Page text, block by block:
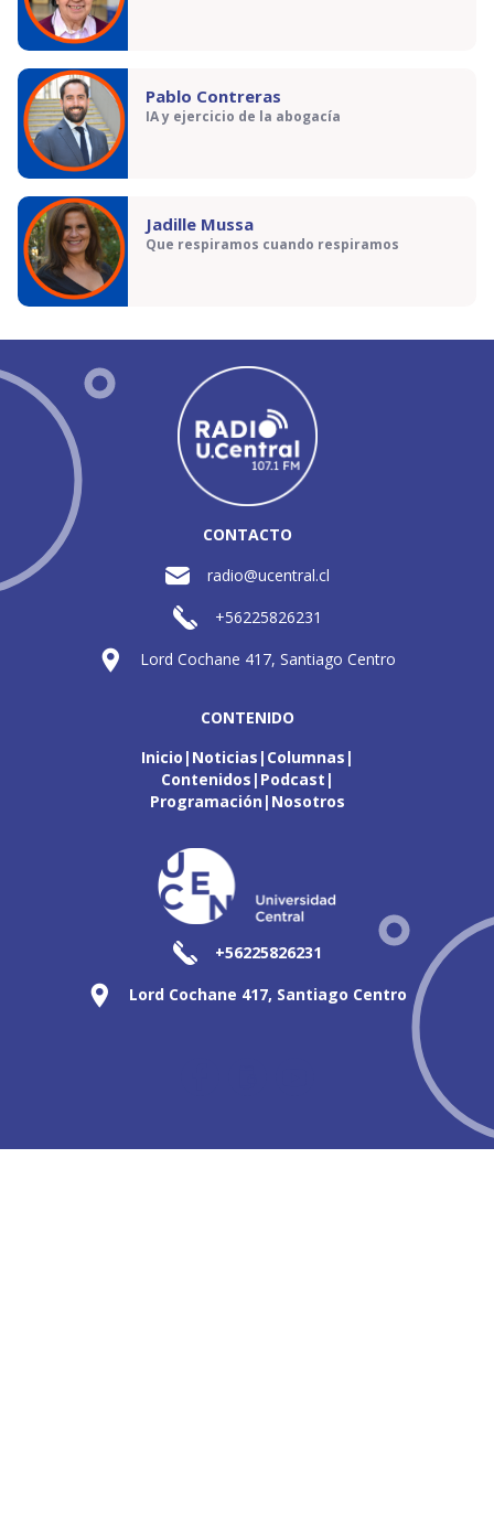
Pablo Contreras
IA y ejercicio de la abogacía
Jadille Mussa
Que respiramos cuando respiramos
CONTACTO
radio@ucentral.cl
+56225826231
Lord Cochane 417, Santiago Centro
CONTENIDO
Inicio Noticias Columnas
Contenidos Podcast
Programación Nosotros
+56225826231
Lord Cochane 417, Santiago Centro